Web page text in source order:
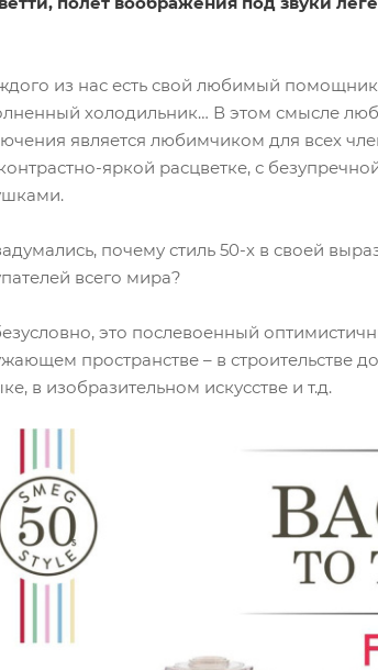
из нас есть свой любимый
холодильник… В этом смысле
является любимчиком для всех
яркой расцветке, с
почему стиль 50-х в своей
всего мира?
это послевоенный
пространстве – в строительстве
в изобразительном искусстве и т.д.